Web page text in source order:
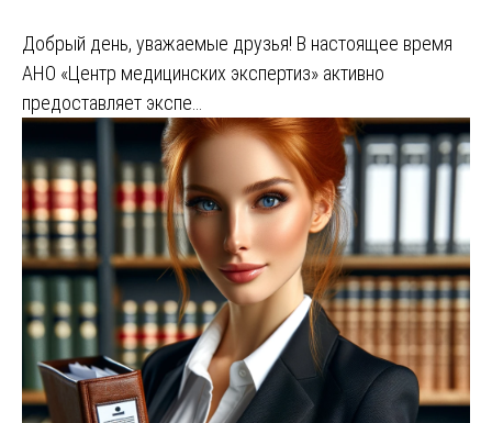
Добрый день, уважаемые друзья! В настоящее время
АНО «Центр медицинских экспертиз» активно
предоставляет экспе…